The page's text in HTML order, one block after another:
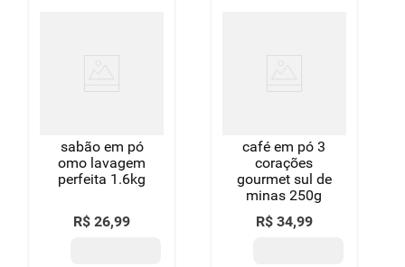
sabão em pó
omo lavagem
perfeita 1.6kg
R$ 26,99
café em pó 3
corações
gourmet sul de
minas 250g
R$ 34,99